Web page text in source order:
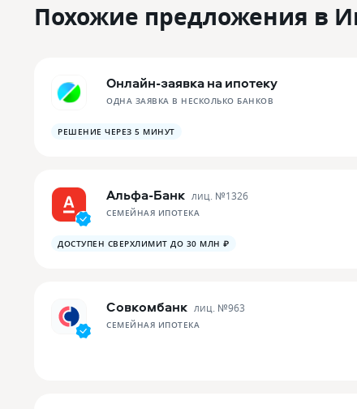
Похожие предложения в
Онлайн-заявка на ипотеку
ОДНА ЗАЯВКА В НЕСКОЛЬКО БАНКОВ
РЕШЕНИЕ ЧЕРЕЗ 5 МИНУТ
Альфа-Банк лиц. №1326
СЕМЕЙНАЯ ИПОТЕКА
ДОСТУПЕН СВЕРХЛИМИТ ДО 30 МЛН ₽
Совкомбанк лиц. №963
СЕМЕЙНАЯ ИПОТЕКА